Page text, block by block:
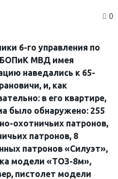
0
6-го управления по
МВД имея
наведались к 65-
и, как
в его квартире,
было обнаружено: 255
охотничьих патронов,
патронов, 8
патронов «Силуэт»,
модели «ТОЗ-8м»,
пистолет модели